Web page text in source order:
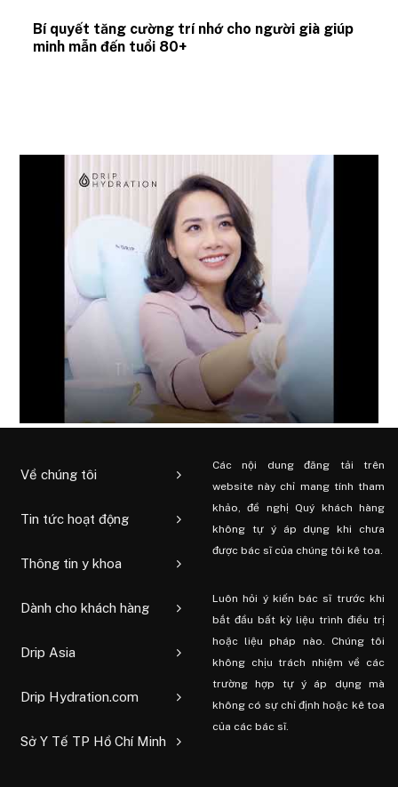
Bí quyết tăng cường trí nhớ cho người già giúp
minh mẫn đến tuổi 80+
Về chúng tôi
Tin tức hoạt động
Thông tin y khoa
Dành cho khách hàng
Drip Asia
Drip Hydration.com
Sở Y Tế TP Hồ Chí Minh
Các nội dung đăng tải trên
website này chỉ mang tính tham
khảo, đề nghị Quý khách hàng
không tự ý áp dụng khi chưa
được bác sĩ của chúng tôi kê toa.
Luôn hỏi ý kiến ​​bác sĩ trước khi
bắt đầu bất kỳ liệu trình điều trị
hoặc liệu pháp nào. Chúng tôi
không chịu trách nhiệm về các
trường hợp tự ý áp dụng mà
không có sự chỉ định hoặc kê toa
của các bác sĩ.